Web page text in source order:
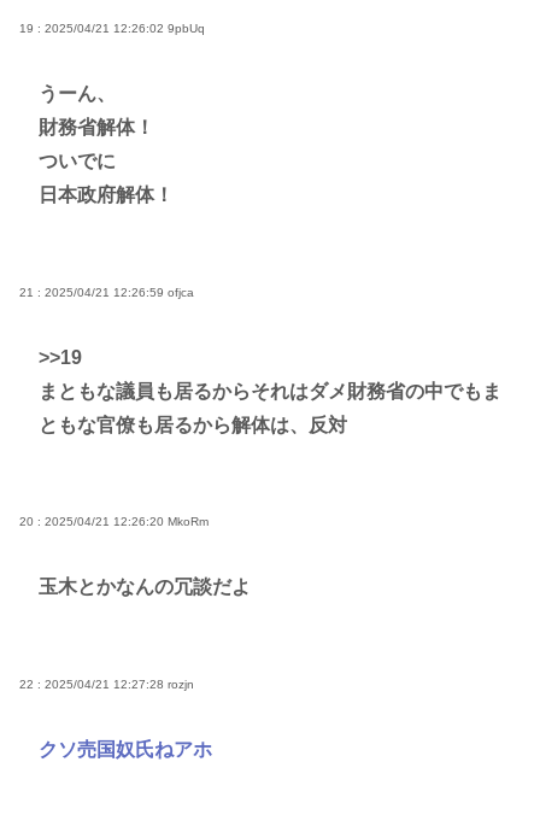
19 : 2025/04/21 12:26:02 9pbUq
うーん、
財務省解体！
ついでに
日本政府解体！
21 : 2025/04/21 12:26:59 ofjca
>>19
まともな議員も居るからそれはダメ財務省の中でもま
ともな官僚も居るから解体は、反対
20 : 2025/04/21 12:26:20 MkoRm
玉木とかなんの冗談だよ
22 : 2025/04/21 12:27:28 rozjn
クソ売国奴氏ねアホ